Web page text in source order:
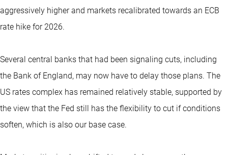
aggressively higher and markets recalibrated towards an ECB
rate hike for 2026.
Several central banks that had been signaling cuts, including
the Bank of England, may now have to delay those plans. The
US rates complex has remained relatively stable, supported by
the view that the Fed still has the flexibility to cut if conditions
soften, which is also our base case.